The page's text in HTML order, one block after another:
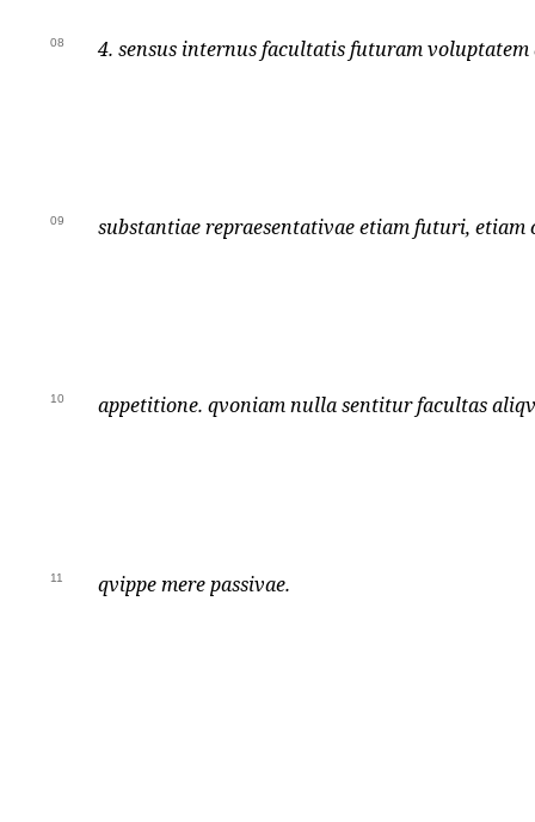
08 4. sensus internus facultatis futuram
09 substantiae repraesentativae etiam futuri, etiam
10 appetitione. qvoniam nulla sentitur facultas
11 qvippe mere passivae.